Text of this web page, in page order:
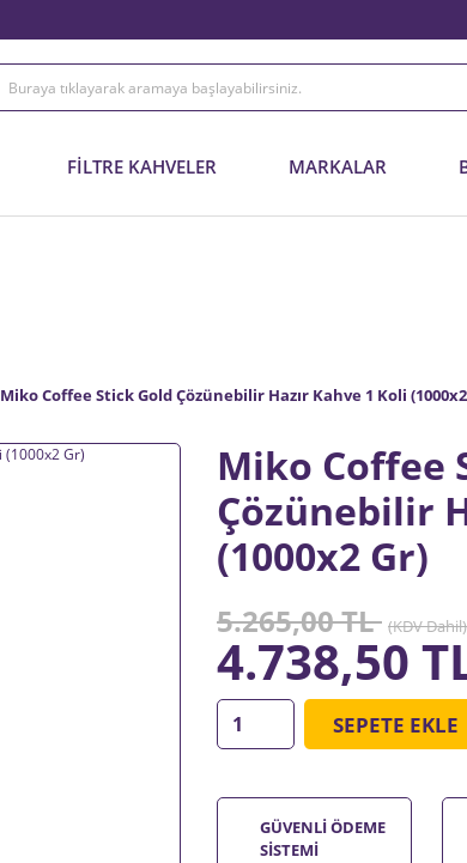
FİLTRE KAHVELER MARKALAR
Miko Coffee Stick Gold Çözünebilir Hazır Kahve 1 Koli
Miko Coffee
Çözünebilir
(1000x2 Gr)
5.265,00 TL (KDV Dahil)
4.738,50
SEPETE EKLE
GÜVENLİ ÖDEME
SİSTEMİ